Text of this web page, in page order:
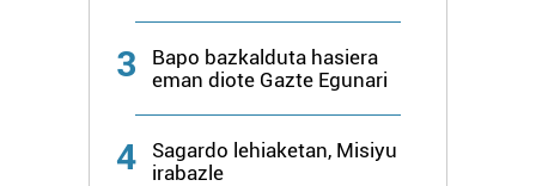
3
Bapo bazkalduta hasiera
eman diote Gazte Egunari
4
Sagardo lehiaketan, Misiyu
irabazle